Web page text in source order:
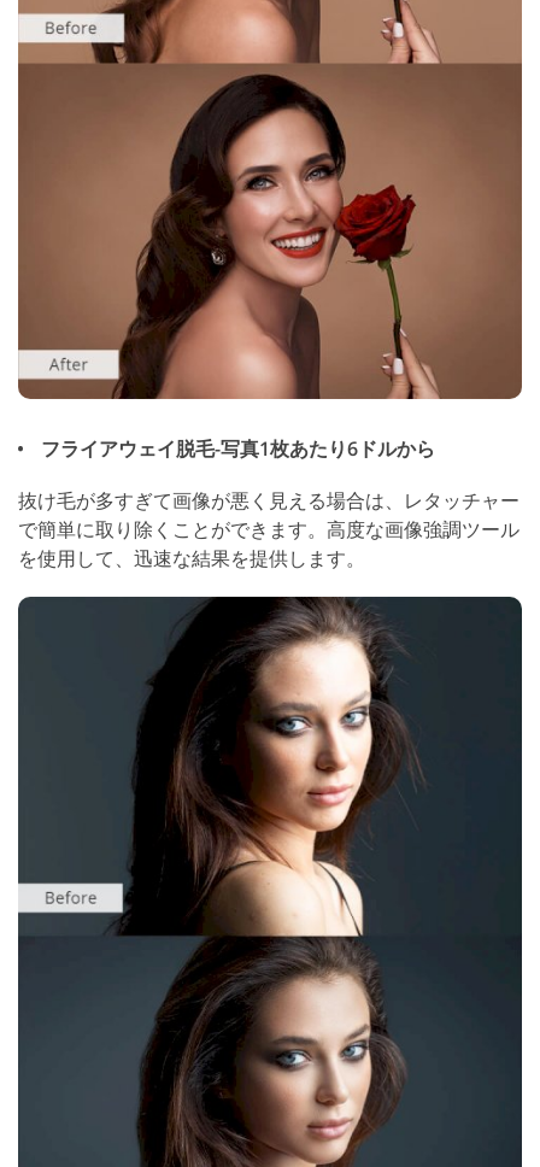
フライアウェイ脱毛-写真1枚あたり6ドルから
抜け毛が多すぎて画像が悪く見える場合は、レタッチャー
で簡単に取り除くことができます。高度な画像強調ツール
を使用して、迅速な結果を提供します。